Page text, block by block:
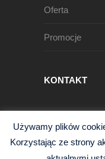
Oferta
Promocje
KONTAKT
68-200
+48 68 363
Używamy plików
Korzystając ze strony